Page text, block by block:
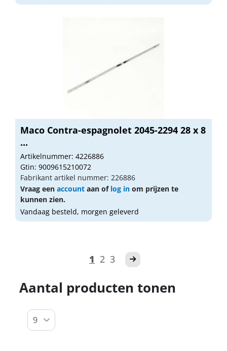
Maco Contra-espagnolet 2045-2294 28 x 8
...
Artikelnummer: 4226886
Gtin: 9009615210072
Fabrikant artikel nummer: 226886
Vraag een account aan of log in om prijzen te
kunnen zien.
Vandaag besteld, morgen geleverd
1 2 3
Aantal producten tonen